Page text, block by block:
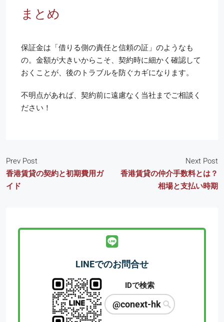
まとめ
保証金は「借りる側の責任と信頼の証」のようなも
の。金額が大きいからこそ、契約時に細かく確認して
おくことが、後のトラブルを防ぐカギになります。
不明点があれば、契約前に遠慮なく当社までご相談く
ださい！
Prev Post
香港賃貸の契約と初期費用ガ
イド
Next Post
香港賃貸の仲介手数料とは？
相場と支払い時期
LINEでのお問合せ
IDで検索
@conext-hk